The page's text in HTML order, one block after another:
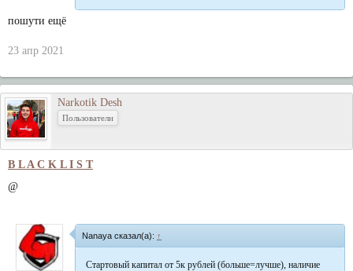
пошути ещё
23 апр 2021
Narkotik Desh
Пользователи
B L A C K L I S T
@
Nanaya сказал(а): ↑
Стартовый капитал от 5к рублей (больше=лучше), наличие